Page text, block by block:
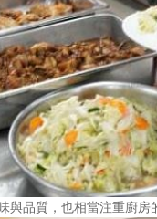
品質，也相當注重廚房